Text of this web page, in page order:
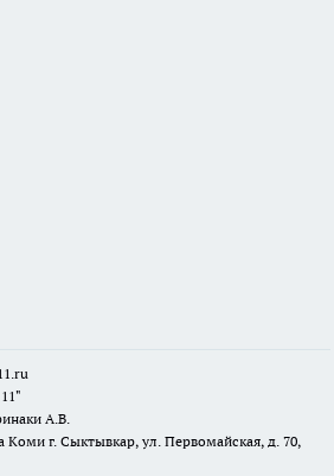
А.В.
Коми г. Сыктывкар, ул. Первомайская, д. 70,